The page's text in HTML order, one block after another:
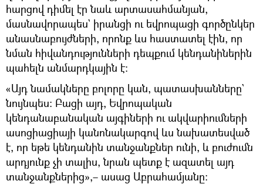
հարցով դիմել էր նաև արտասահմանյան,
մասնավորապես` իրանցի ու եվրոպացի գործընկեր
անասնաբույժների, որոնք ևս հաստատել էին, որ
նման հիվանդությունների դեպքում կենդանիներին
պահելն անմարդկային է։
«Այդ նամակները բոլորը կան, պատասխանները`
նույնպես։ Բացի այդ, Եվրոպական
կենդանաբանական այգիների ու ակվարիումների
ասոցիացիայի կանոնակարգով ևս նախատեսված
է, որ եթե կենդանին տանջանքներ ունի, և բուժումն
արդյունք չի տալիս, նրան պետք է ազատել այդ
տանջանքներից»,– ասաց Աբրահամյանը։